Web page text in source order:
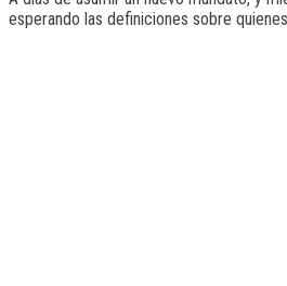
esperando las definiciones sobre